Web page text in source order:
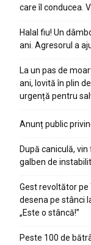
care îl conducea.
Halal fiu! Un
ani. Agresorul a
La un pas de
ani, lovită în plin
urgență pentru
Anunț public
După caniculă,
galben de
Gest revoltător
desena pe stânci
„Este o stâncă!”
Peste 100 de